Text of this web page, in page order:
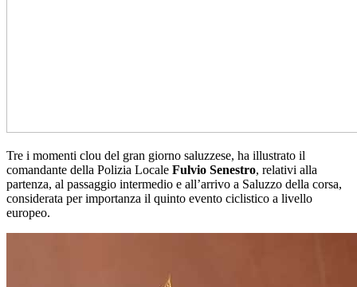
Tre i momenti clou del gran giorno saluzzese, ha illustrato il
comandante della Polizia Locale Fulvio Senestro, relativi alla
partenza, al passaggio intermedio e all’arrivo a Saluzzo della corsa,
considerata per importanza il quinto evento ciclistico a livello
europeo.